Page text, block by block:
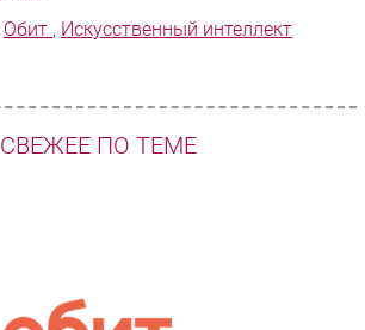
Обит , Искусственный интеллект
СВЕЖЕЕ ПО ТЕМЕ